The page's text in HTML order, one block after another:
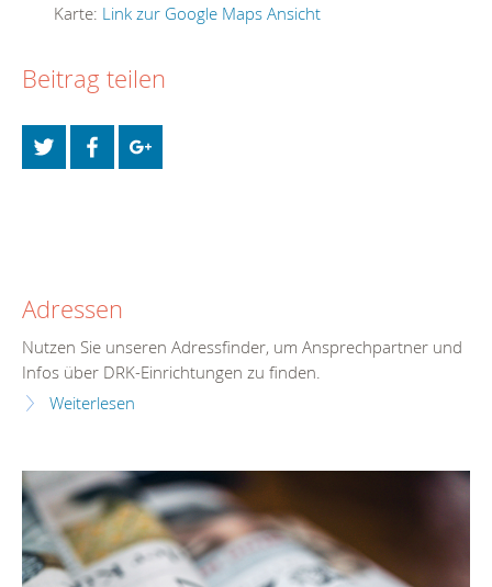
Karte: Link zur Google Maps Ansicht
Beitrag teilen
Adressen
Nutzen Sie unseren Adressfinder, um Ansprechpartner und
Infos über DRK-Einrichtungen zu finden.
Weiterlesen